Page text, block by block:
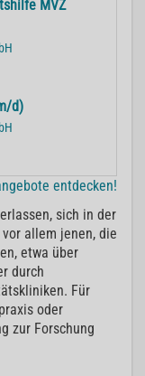
MVZ
d)
entdecken!
sich in der
allem jenen, die
etwa über
durch
Für
oder
zur Forschung